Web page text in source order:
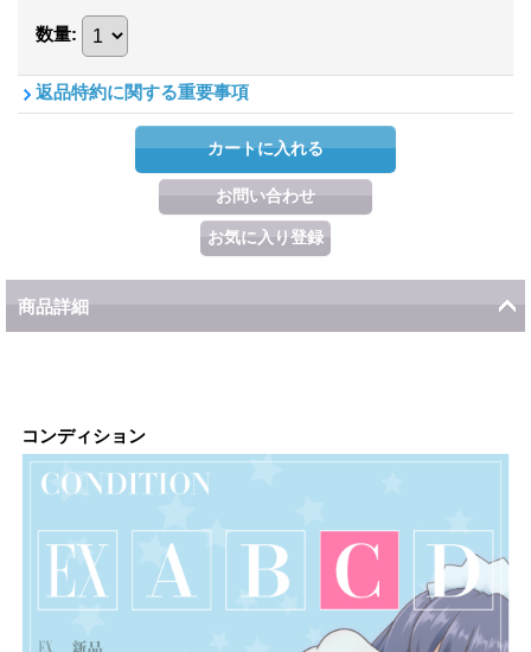
数量:
返品特約に関する重要事項
商品詳細
コンディション